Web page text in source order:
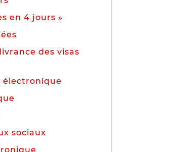
en 4 jours »
des visas
électronique
sociaux